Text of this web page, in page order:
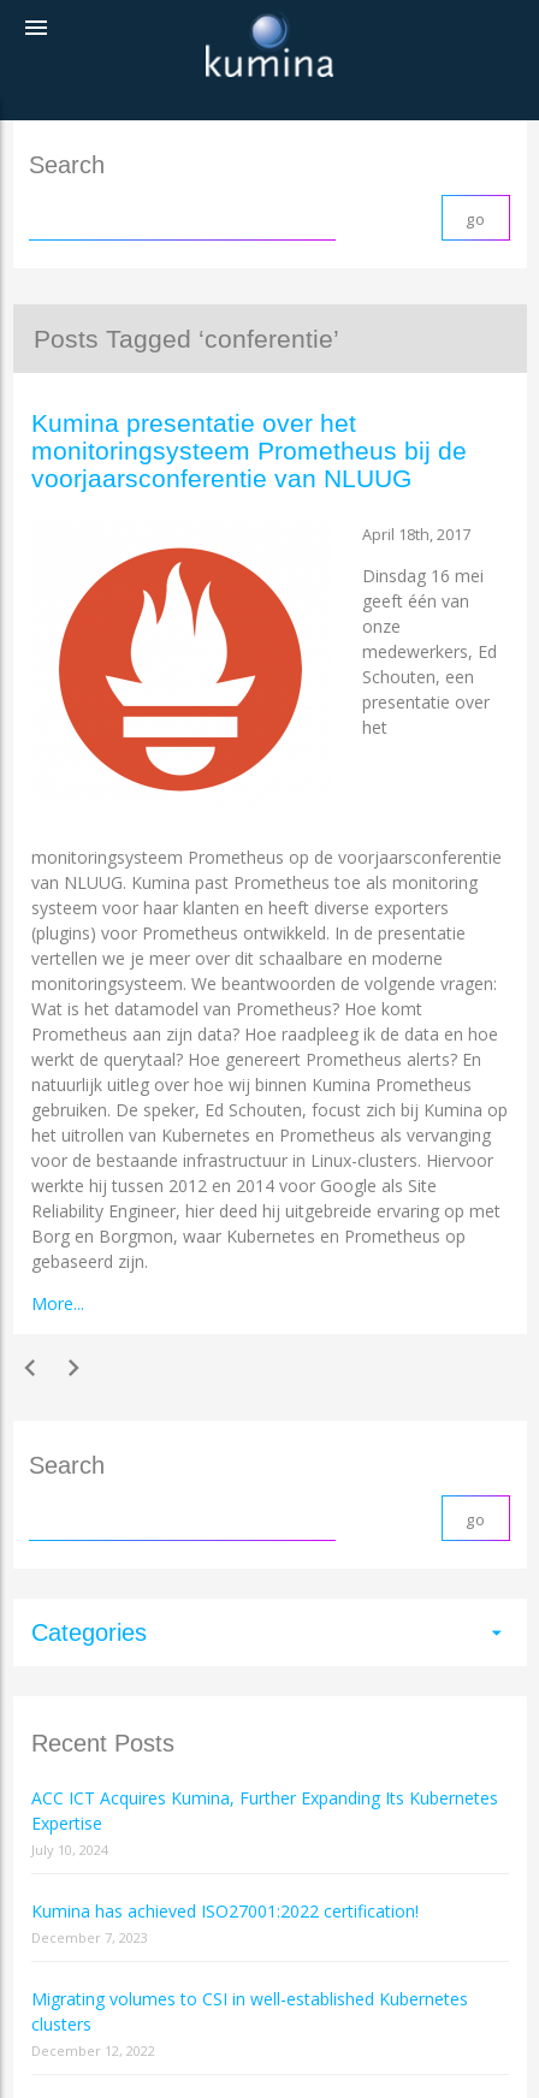
menu
Search
Posts Tagged ‘conferentie’
Kumina presentatie over het
monitoringsysteem Prometheus bij de
voorjaarsconferentie van NLUUG
April 18th, 2017
Dinsdag 16 mei
geeft één van
onze
medewerkers, Ed
Schouten, een
presentatie over
het
monitoringsysteem Prometheus op de voorjaarsconferentie
van NLUUG. Kumina past Prometheus toe als monitoring
systeem voor haar klanten en heeft diverse exporters
(plugins) voor Prometheus ontwikkeld. In de presentatie
vertellen we je meer over dit schaalbare en moderne
monitoringsysteem. We beantwoorden de volgende vragen:
Wat is het datamodel van Prometheus? Hoe komt
Prometheus aan zijn data? Hoe raadpleeg ik de data en hoe
werkt de querytaal? Hoe genereert Prometheus alerts? En
natuurlijk uitleg over hoe wij binnen Kumina Prometheus
gebruiken. De speker, Ed Schouten, focust zich bij Kumina op
het uitrollen van Kubernetes en Prometheus als vervanging
voor de bestaande infrastructuur in Linux-clusters. Hiervoor
werkte hij tussen 2012 en 2014 voor Google als Site
Reliability Engineer, hier deed hij uitgebreide ervaring op met
Borg en Borgmon, waar Kubernetes en Prometheus op
gebaseerd zijn.
More...
chevron_left chevron_right
Search
Categories arrow_drop_down
Recent Posts
ACC ICT Acquires Kumina, Further Expanding Its Kubernetes
Expertise
July 10, 2024
Kumina has achieved ISO27001:2022 certification!
December 7, 2023
Migrating volumes to CSI in well-established Kubernetes
clusters
December 12, 2022